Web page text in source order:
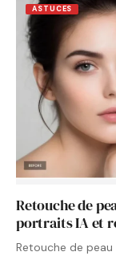
ASTUCES
Retouche de
portraits IA et
Retouche de